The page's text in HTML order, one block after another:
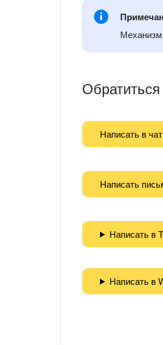
Написать в чат
Написать
Написать в
Написать в